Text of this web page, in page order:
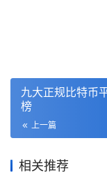
九大正规比特币
榜
上一篇
相关推荐